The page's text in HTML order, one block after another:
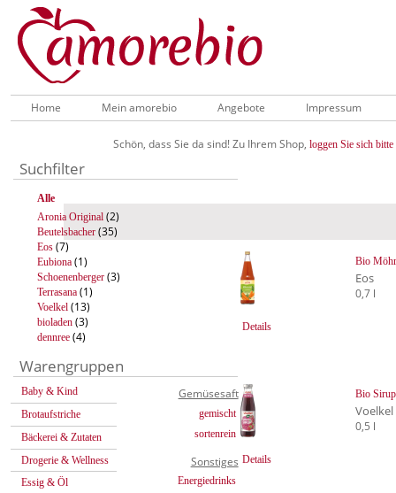
Home Mein amorebio Angebote Impressum
Schön, dass Sie da sind! Zu Ihrem Shop, loggen Sie sich bitte
Suchfilter
Alle
Aronia Original (2)
Beutelsbacher (35)
Eos (7)
Eubiona (1)
Schoenenberger (3)
Terrasana (1)
Voelkel (13)
bioladen (3)
dennree (4)
Warengruppen
Baby & Kind
Brotaufstriche
Bäckerei & Zutaten
Drogerie & Wellness
Essig & Öl
Gemüsesaft
gemischt
sortenrein
Sonstiges
Energiedrinks
Details
Bio
Eos
0,7 l
Details
Bio
Voelkel
0,5 l